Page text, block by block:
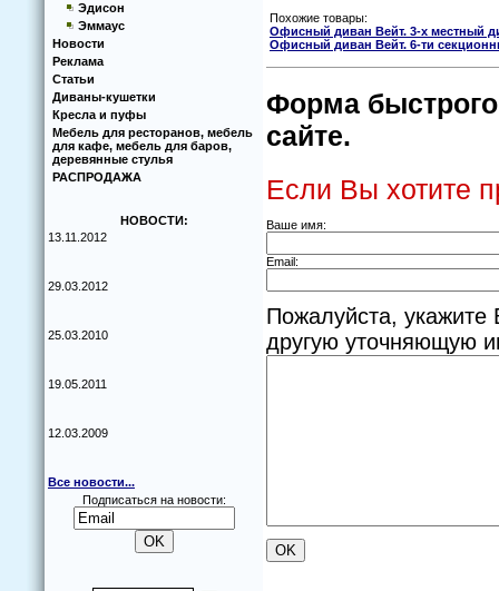
Эдисон
Эммаус
Новости
Реклама
Статьи
Диваны-кушетки
Кресла и пуфы
Мебель для ресторанов, мебель
для кафе, мебель для баров,
деревянные стулья
РАСПРОДАЖА
НОВОСТИ:
13.11.2012
29.03.2012
25.03.2010
19.05.2011
12.03.2009
Все новости...
Подписаться на новости:
Похожие товары:
Офисный диван Вейт. 3-х местный
Офисный диван Вейт. 6-ти
Форма быстрого
сайте.
Если Вы хотите
Ваше имя:
Email:
Пожалуйста,
другую уточняющую